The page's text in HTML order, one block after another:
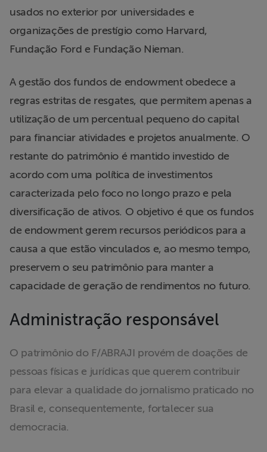
e Litigância
dos
Homenageados
Notícias
Doe para
ABRAJI
>> Conteúdo
associados
newsletter
Fale Conosco
usados no exterior por universidades e
organizações de prestígio como Harvard,
Fundação Ford e Fundação Nieman.
A gestão dos fundos de endowment obedece a
regras estritas de resgates, que permitem apenas a
utilização de um percentual pequeno do capital
para financiar atividades e projetos anualmente. O
restante do patrimônio é mantido investido de
acordo com uma política de investimentos
caracterizada pelo foco no longo prazo e pela
diversificação de ativos. O objetivo é que os fundos
de endowment gerem recursos periódicos para a
causa a que estão vinculados e, ao mesmo tempo,
preservem o seu patrimônio para manter a
capacidade de geração de rendimentos no futuro.
Administração responsável
O patrimônio do F/ABRAJI provém de doações de
pessoas físicas e jurídicas que querem contribuir
para elevar a qualidade do jornalismo praticado no
Brasil e, consequentemente, fortalecer sua
democracia.